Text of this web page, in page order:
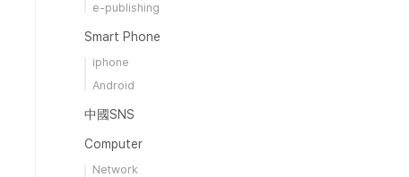
e-publishing
Smart Phone
iphone
Android
中國SNS
Computer
Network